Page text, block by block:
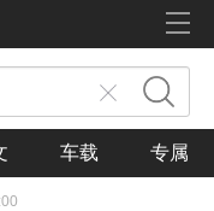
车载 专属